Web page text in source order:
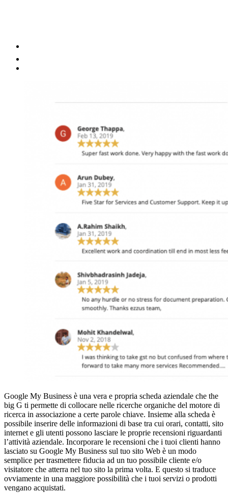
Google My Business è una vera e propria scheda aziendale che the
big G ti permette di collocare nelle ricerche organiche del motore di
ricerca in associazione a certe parole chiave. Insieme alla scheda è
possibile inserire delle informazioni di base tra cui orari, contatti, sito
internet e gli utenti possono lasciare le proprie recensioni riguardanti
l’attività aziendale. Incorporare le recensioni che i tuoi clienti hanno
lasciato su Google My Business sul tuo sito Web è un modo
semplice per trasmettere fiducia ad un tuo possibile cliente e/o
visitatore che atterra nel tuo sito la prima volta. E questo si traduce
ovviamente in una maggiore possibilità che i tuoi servizi o prodotti
vengano acquistati.